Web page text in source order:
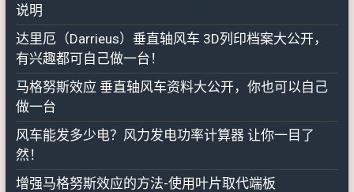
说明
达里厄（Darrieus）垂直轴风车 3D列印档案大公开，
有兴趣都可自己做一台！
马格努斯效应 垂直轴风车资料大公开，你也可以自己
做一台
风车能发多少电？风力发电功率计算器 让你一目了
然！
增强马格努斯效应的方法-使用叶片取代端板